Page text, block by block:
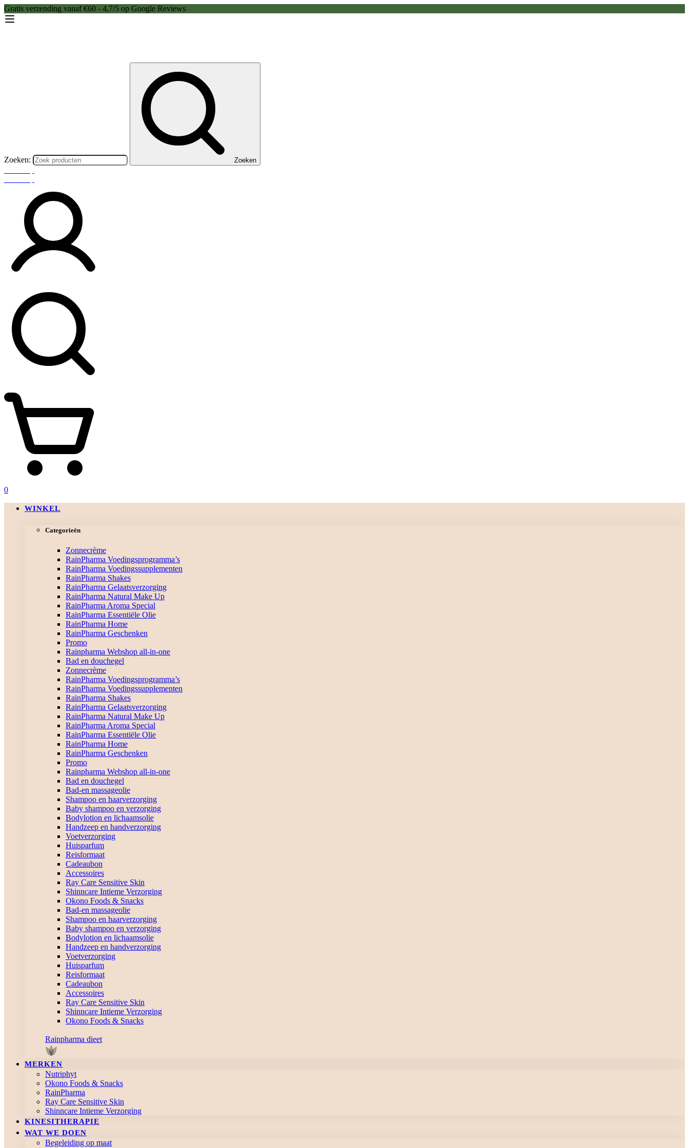
Gratis verzending vanaf €60 - 4,7/5 op Google Reviews
Zoeken: Zoeken
0
WINKEL
Categorieën
Zonnecrème
RainPharma Voedingsprogramma’s
RainPharma Voedingssupplementen
RainPharma Shakes
RainPharma Gelaatsverzorging
RainPharma Natural Make Up
RainPharma Aroma Special
RainPharma Essentiële Olie
RainPharma Home
RainPharma Geschenken
Promo
Rainpharma Webshop all-in-one
Bad en douchegel
Zonnecrème
RainPharma Voedingsprogramma’s
RainPharma Voedingssupplementen
RainPharma Shakes
RainPharma Gelaatsverzorging
RainPharma Natural Make Up
RainPharma Aroma Special
RainPharma Essentiële Olie
RainPharma Home
RainPharma Geschenken
Promo
Rainpharma Webshop all-in-one
Bad en douchegel
Bad-en massageolie
Shampoo en haarverzorging
Baby shampoo en verzorging
Bodylotion en lichaamsolie
Handzeep en handverzorging
Voetverzorging
Huisparfum
Reisformaat
Cadeaubon
Accessoires
Ray Care Sensitive Skin
Shinncare Intieme Verzorging
Okono Foods & Snacks
Bad-en massageolie
Shampoo en haarverzorging
Baby shampoo en verzorging
Bodylotion en lichaamsolie
Handzeep en handverzorging
Voetverzorging
Huisparfum
Reisformaat
Cadeaubon
Accessoires
Ray Care Sensitive Skin
Shinncare Intieme Verzorging
Okono Foods & Snacks
Rainpharma dieet
MERKEN
Nutriphyt
Okono Foods & Snacks
RainPharma
Ray Care Sensitive Skin
Shinncare Intieme Verzorging
KINESITHERAPIE
WAT WE DOEN
Begeleiding op maat